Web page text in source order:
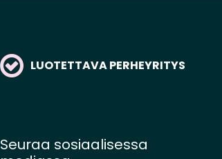
LUOTETTAVA PERHEYRITYS
Seuraa sosiaalisessa